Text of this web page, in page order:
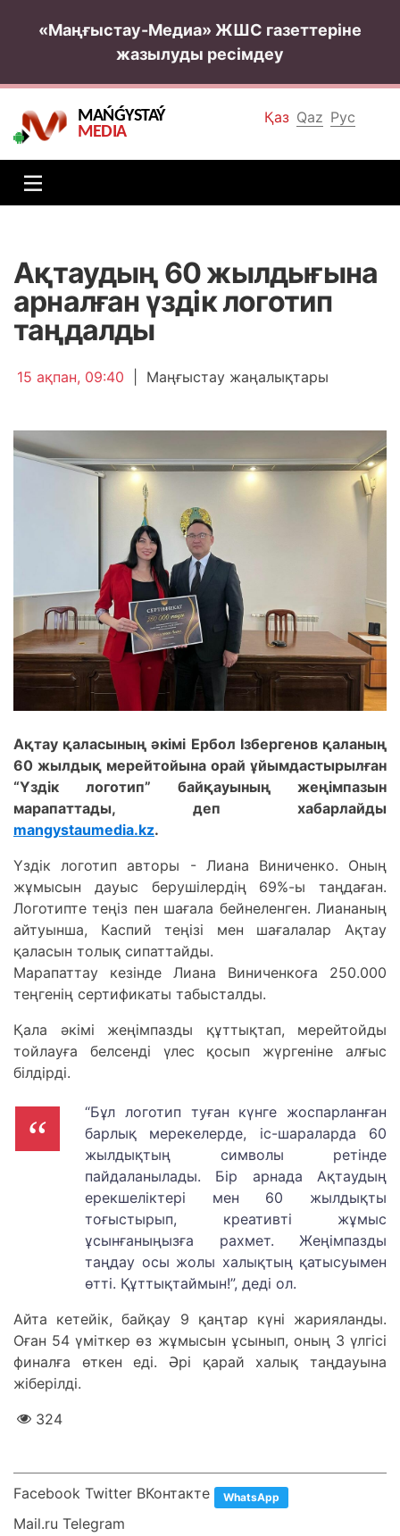
«Маңғыстау-Медиа» ЖШС газеттеріне
жазылуды ресімдеу
Қаз Qaz Рус
MAŃǴYSTAÝ
MEDIA
Ақтаудың 60 жылдығына
арналған үздік логотип
таңдалды
15 ақпан, 09:40 Маңғыстау жаңалықтары
Ақтау қаласының әкімі Ербол Ізбергенов қаланың
60 жылдық мерейтойына орай ұйымдастырылған
“Үздік логотип” байқауының жеңімпазын
марапаттады, деп хабарлайды
mangystaumedia.kz.
Үздік логотип авторы - Лиана Виниченко. Оның
жұмысын дауыс берушілердің 69%-ы таңдаған.
Логотипте теңіз пен шағала бейнеленген. Лиананың
айтуынша, Каспий теңізі мен шағалалар Ақтау
қаласын толық сипаттайды.
Марапаттау кезінде Лиана Виниченкоға 250.000
теңгенің сертификаты табысталды.
Қала әкімі жеңімпазды құттықтап, мерейтойды
тойлауға белсенді үлес қосып жүргеніне алғыс
білдірді.
“Бұл логотип туған күнге жоспарланған
барлық мерекелерде, іс-шараларда 60
жылдықтың символы ретінде
пайдаланылады. Бір арнада Ақтаудың
ерекшеліктері мен 60 жылдықты
тоғыстырып, креативті жұмыс
ұсынғаныңызға рахмет. Жеңімпазды
таңдау осы жолы халықтың қатысуымен
өтті. Құттықтаймын!”, деді ол.
Айта кетейік, байқау 9 қаңтар күні жарияланды.
Оған 54 үміткер өз жұмысын ұсынып, оның 3 үлгісі
финалға өткен еді. Әрі қарай халық таңдауына
жіберілді.
324
Facebook Twitter ВКонтакте WhatsApp
Mail.ru Telegram